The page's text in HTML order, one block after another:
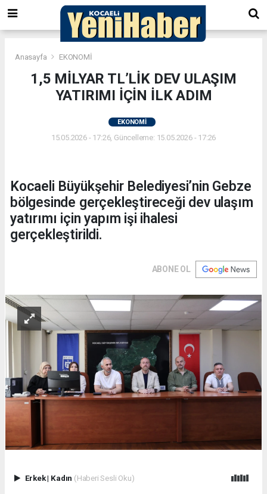
Anasayfa EKONOMİ
1,5 MİLYAR TL’LİK DEV ULAŞIM
YATIRIMI İÇİN İLK ADIM
EKONOMİ
15.05.2026 - 17:26, Güncelleme: 15.05.2026 - 17:26
Kocaeli Büyükşehir Belediyesi’nin Gebze
bölgesinde gerçekleştireceği dev ulaşım
yatırımı için yapım işi ihalesi
gerçekleştirildi.
ABONE OL
Erkek| Kadın (Haberi Sesli Oku)